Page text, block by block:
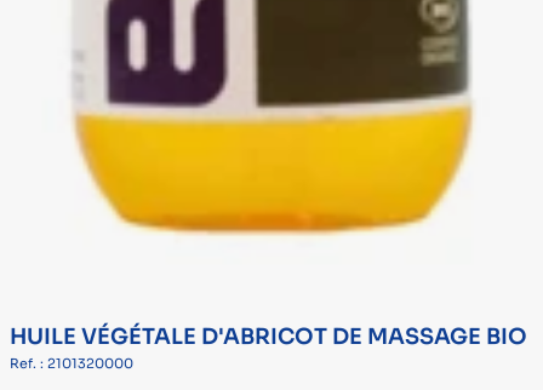
HUILE VÉGÉTALE D'ABRICOT DE MASSAGE BIO
Ref. : 2101320000